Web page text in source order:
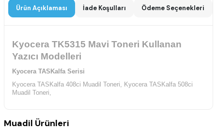
Ürün Açıklaması İade Koşulları Ödeme Seçenekleri
Kyocera TK5315 Mavi Toneri Kullanan
Yazıcı Modelleri
Kyocera TASKalfa Serisi
Kyocera TASKalfa 408ci Muadil Toneri, Kyocera TASKalfa 508ci
Muadil Toneri,
Muadil Ürünleri